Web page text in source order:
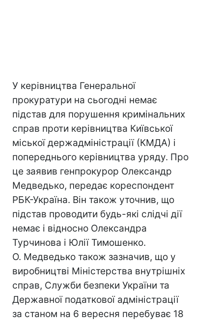
У керівництва Генеральної
прокуратури на сьогодні немає
підстав для порушення кримінальних
справ проти керівництва Київської
міської держадміністрації (КМДА) і
попереднього керівництва уряду. Про
це заявив генпрокурор Олександр
Медведько, передає кореспондент
РБК-Україна. Він також уточнив, що
підстав проводити будь-які слідчі дії
немає і відносно Олександра
Турчинова і Юлії Тимошенко.
О. Медведько також зазначив, що у
виробництві Міністерства внутрішніх
справ, Служби безпеки України та
Державної податкової адміністрації
за станом на 6 вересня перебуває 18